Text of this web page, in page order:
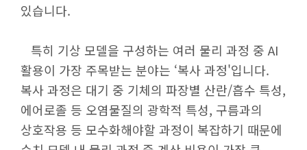
있습니다.
특히 기상 모델을 구성하는 여러 물리 과정 중 AI
활용이 가장 주목받는 분야는 ‘복사 과정'입니다.
복사 과정은 대기 중 기체의 파장별 산란/흡수 특성,
에어로졸 등 오염물질의 광학적 특성, 구름과의
상호작용 등 모수화해야할 과정이 복잡하기 때문에